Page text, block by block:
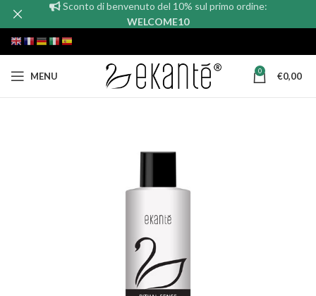
MENU 0 €0,00
Sconto di benvenuto del 10% sul primo ordine:
WELCOME10